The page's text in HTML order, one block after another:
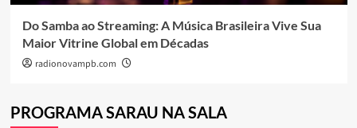
Do Samba ao Streaming: A Música Brasileira Vive Sua
Maior Vitrine Global em Décadas
radionovampb.com
PROGRAMA SARAU NA SALA